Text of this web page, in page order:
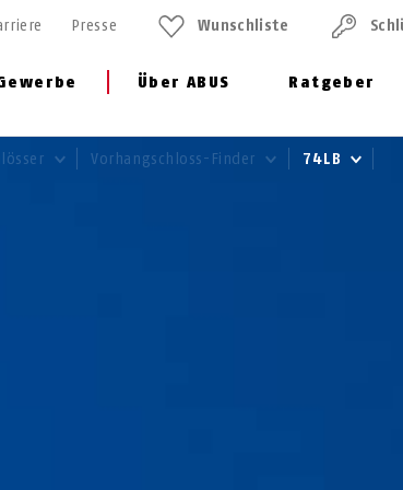
Über ABUS Ratgeber
Presse Wunschliste
Vorhangschloss-Finder 74LB